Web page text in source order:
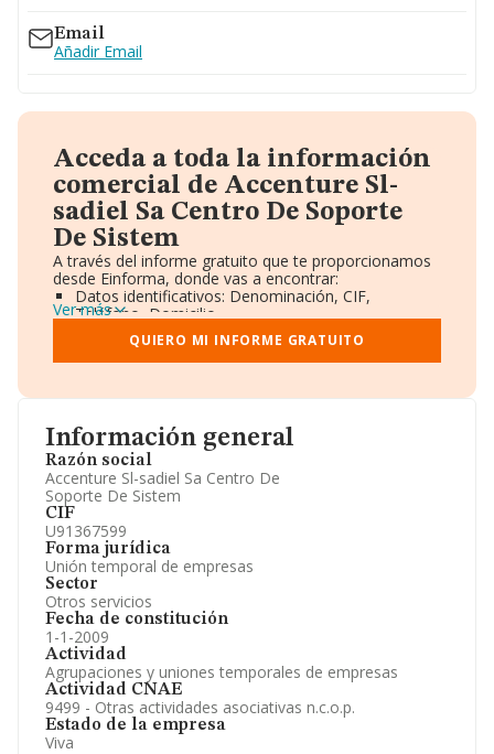
Información general
Razón social
Accenture Sl-sadiel Sa Centro De
Soporte De Sistem
CIF
U91367599
Forma jurídica
Unión temporal de empresas
Sector
Otros servicios
Fecha de constitución
1-1-2009
Actividad
Agrupaciones y uniones temporales de empresas
Actividad CNAE
9499 - Otras actividades asociativas n.c.o.p.
Estado de la empresa
Viva
Email
Añadir Email
Acceda a toda la información
comercial de Accenture Sl-
sadiel Sa Centro De Soporte
De Sistem
A través del informe gratuito que te proporcionamos
desde Einforma, donde vas a encontrar:
Datos identificativos: Denominación, CIF,
Teléfono, Domicilio.
Informe Mercantil Completo (BORME).
Gráficos de Evolución Ventas y Empleados.
Consejo de Administración y Administradores.
Accionistas.
Artículos de prensa publicados sobre la empresa.
Información oficial y registral complementaria.
Ver más
QUIERO MI INFORME GRATUITO